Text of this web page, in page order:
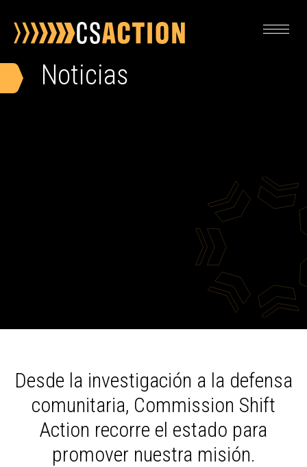
POLÍTICA
BLOG
ACERCA DE
Noticias
Desde la investigación a la defensa
comunitaria, Commission Shift
Action recorre el estado para
promover nuestra misión.